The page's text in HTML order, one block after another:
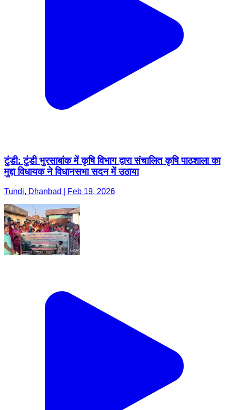
टुंडी: टुंडी भुरसाबांक में कृषि विभाग द्वारा संचालित कृषि पाठशाला का
मुद्दा विधायक ने विधानसभा सदन में उठाया
Tundi, Dhanbad | Feb 19, 2026